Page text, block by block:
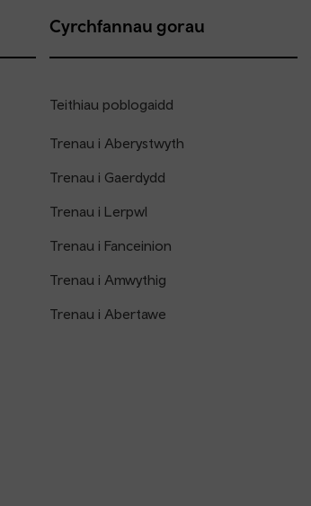
Cyrchfannau gorau
Teithiau poblogaidd
Trenau i Aberystwyth
Trenau i Gaerdydd
Trenau i Lerpwl
Trenau i Fanceinion
Trenau i Amwythig
Trenau i Abertawe